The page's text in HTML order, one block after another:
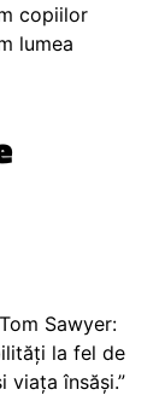
copiilor
lumea
Sawyer:
la fel de
viața însăși.”